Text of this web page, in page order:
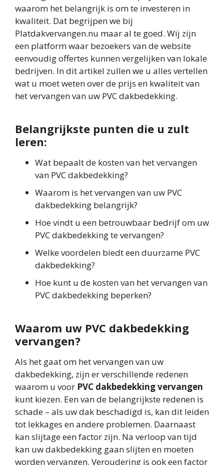
waarom het belangrijk is om te investeren in
kwaliteit. Dat begrijpen we bij
Platdakvervangen.nu maar al te goed. Wij zijn
een platform waar bezoekers van de website
eenvoudig offertes kunnen vergelijken van lokale
bedrijven. In dit artikel zullen we u alles vertellen
wat u moet weten over de prijs en kwaliteit van
het vervangen van uw PVC dakbedekking.
Belangrijkste punten die u zult
leren:
Wat bepaalt de kosten van het vervangen
van PVC dakbedekking?
Waarom is het vervangen van uw PVC
dakbedekking belangrijk?
Hoe vindt u een betrouwbaar bedrijf om uw
PVC dakbedekking te vervangen?
Welke voordelen biedt een duurzame PVC
dakbedekking?
Hoe kunt u de kosten van het vervangen van
PVC dakbedekking beperken?
Waarom uw PVC dakbedekking
vervangen?
Als het gaat om het vervangen van uw
dakbedekking, zijn er verschillende redenen
waarom u voor PVC dakbedekking vervangen
kunt kiezen. Een van de belangrijkste redenen is
schade – als uw dak beschadigd is, kan dit leiden
tot lekkages en andere problemen. Daarnaast
kan slijtage een factor zijn. Na verloop van tijd
kan uw dakbedekking gaan slijten en moeten
worden vervangen. Veroudering is ook een factor